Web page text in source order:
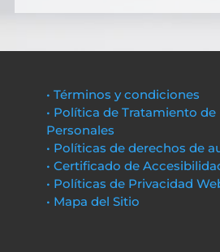
• Términos y condiciones
• Política de Tratamiento de
Personales
• Políticas de derechos de
• Certificado de
• Políticas de Privacidad
• Mapa del Sitio